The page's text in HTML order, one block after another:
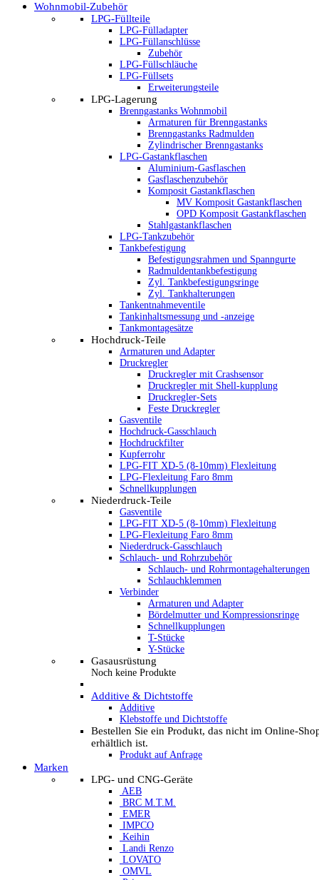
Wohnmobil-Zubehör
LPG-Füllteile
LPG-Fülladapter
LPG-Füllanschlüsse
Zubehör
LPG-Füllschläuche
LPG-Füllsets
Erweiterungsteile
LPG-Lagerung
Brenngastanks Wohnmobil
Armaturen für Brenngastanks
Brenngastanks Radmulden
Zylindrischer Brenngastanks
LPG-Gastankflaschen
Aluminium-Gasflaschen
Gasflaschenzubehör
Komposit Gastankflaschen
MV Komposit Gastankflaschen
OPD Komposit Gastankflaschen
Stahlgastankflaschen
LPG-Tankzubehör
Tankbefestigung
Befestigungsrahmen und Spanngurte
Radmuldentankbefestigung
Zyl. Tankbefestigungsringe
Zyl. Tankhalterungen
Tankentnahmeventile
Tankinhaltsmessung und -anzeige
Tankmontagesätze
Hochdruck-Teile
Armaturen und Adapter
Druckregler
Druckregler mit Crashsensor
Druckregler mit Shell-kupplung
Druckregler-Sets
Feste Druckregler
Gasventile
Hochdruck-Gasschlauch
Hochdruckfilter
Kupferrohr
LPG-FIT XD-5 (8-10mm) Flexleitung
LPG-Flexleitung Faro 8mm
Schnellkupplungen
Niederdruck-Teile
Gasventile
LPG-FIT XD-5 (8-10mm) Flexleitung
LPG-Flexleitung Faro 8mm
Niederdruck-Gasschlauch
Schlauch- und Rohrzubehör
Schlauch- und Rohrmontagehalterungen
Schlauchklemmen
Verbinder
Armaturen und Adapter
Bördelmutter und Kompressionsringe
Schnellkupplungen
T-Stücke
Y-Stücke
Gasausrüstung
Noch keine Produkte
Additive & Dichtstoffe
Additive
Klebstoffe und Dichtstoffe
Bestellen Sie ein Produkt, das nicht im Online-
erhältlich ist.
Produkt auf Anfrage
Marken
LPG- und CNG-Geräte
AEB
BRC M.T.M.
EMER
IMPCO
Keihin
Landi Renzo
LOVATO
OMVL